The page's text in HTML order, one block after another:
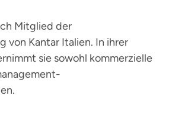
Mitglied der
von Kantar Italien. In ihrer
sie sowohl kommerzielle